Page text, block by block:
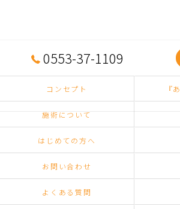
0553-37-1109
コンセプト 『
施術について
はじめての方へ
お問い合わせ
よくある質問